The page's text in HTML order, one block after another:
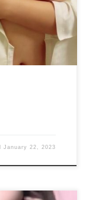
本店)
January 22, 2023